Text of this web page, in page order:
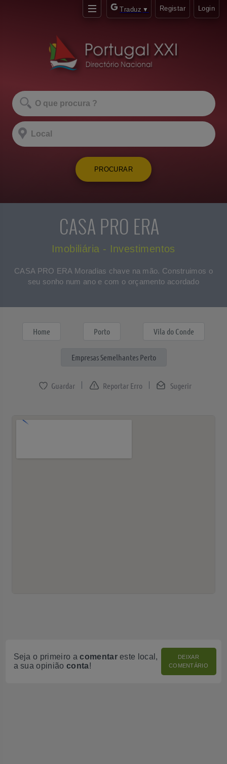
Traduz ▼ Registar Login
PROCURAR
CASA PRO ERA
Imobiliária - Investimentos
CASA PRO ERA Moradias chave na mão. Construimos o
seu sonho num ano e com o orçamento acordado
Home Porto Vila do Conde
Empresas Semelhantes Perto
Sugerir
Reportar Erro
Seja o primeiro acomentareste local,
a sua opinião conta!
DEIXAR
COMENTÁRIO